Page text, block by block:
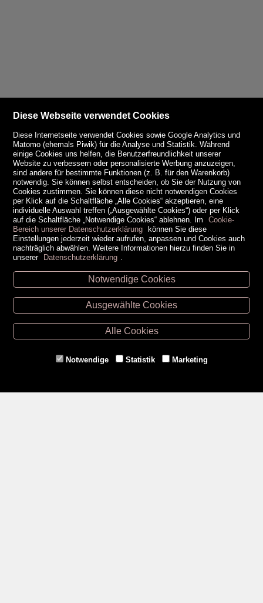
Unsere Öffnungszeiten
Retz -02942/20433
Hollabrunn -02952/30057
Eggenburg -02984/3836
Gmünd -
Diese Webseite verwendet Cookies
Diese Internetseite verwendet Cookies sowie Google Analytics und
Matomo (ehemals Piwik) für die Analyse und Statistik. Während
einige Cookies uns helfen, die Benutzerfreundlichkeit unserer
Website zu verbessern oder personalisierte Werbung anzuzeigen,
sind andere für bestimmte Funktionen (z. B. für den Warenkorb)
notwendig. Sie können selbst entscheiden, ob Sie der Nutzung von
Cookies zustimmen. Sie können diese nicht notwendigen Cookies
per Klick auf die Schaltfläche „Alle Cookies“ akzeptieren, eine
individuelle Auswahl treffen („Ausgewählte Cookies“) oder per Klick
auf die Schaltfläche „Notwendige Cookies“ ablehnen. Im
Cookie-
Bereich unserer Datenschutzerklärung können Sie diese
Einstellungen jederzeit wieder aufrufen, anpassen und Cookies auch
nachträglich abwählen. Weitere Informationen hierzu finden Sie in
unserer Datenschutzerklärung
Notwendige Cookies
Ausgewählte Cookies
Alle Cookies
Notwendige Statistik Marketing